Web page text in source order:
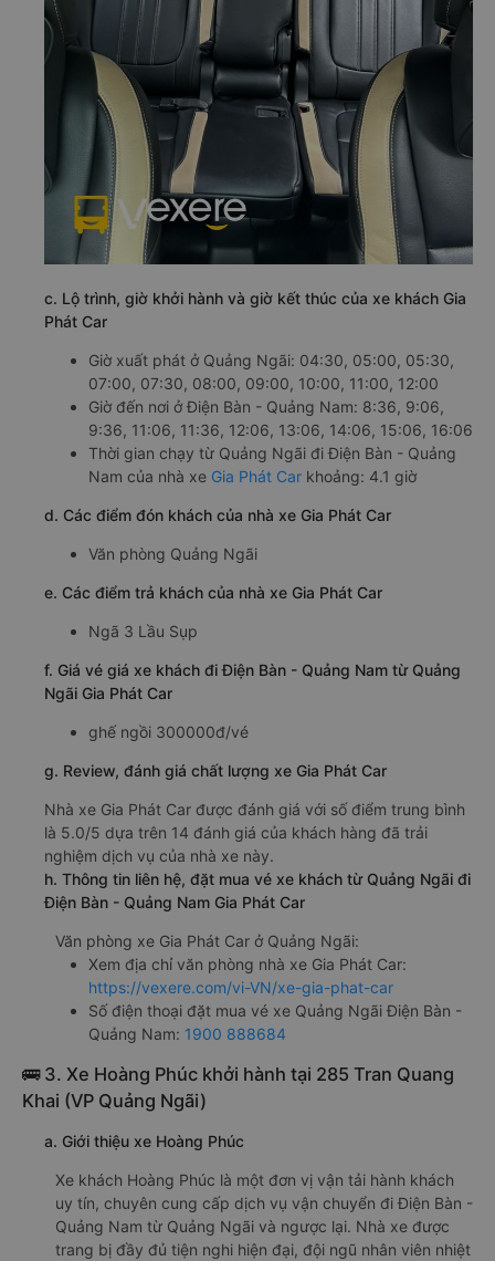
c. Lộ trình, giờ khởi hành và giờ kết thúc của xe khách Gia
Phát Car
Giờ xuất phát ở Quảng Ngãi: 04:30, 05:00, 05:30,
07:00, 07:30, 08:00, 09:00, 10:00, 11:00, 12:00
Giờ đến nơi ở Điện Bàn - Quảng Nam: 8:36, 9:06,
9:36, 11:06, 11:36, 12:06, 13:06, 14:06, 15:06, 16:06
Thời gian chạy từ Quảng Ngãi đi Điện Bàn - Quảng
Nam của nhà xe Gia Phát Car khoảng: 4.1 giờ
d. Các điểm đón khách của nhà xe Gia Phát Car
Văn phòng Quảng Ngãi
e. Các điểm trả khách của nhà xe Gia Phát Car
Ngã 3 Lầu Sụp
f. Giá vé giá xe khách đi Điện Bàn - Quảng Nam từ Quảng
Ngãi Gia Phát Car
ghế ngồi 300000đ/vé
g. Review, đánh giá chất lượng xe Gia Phát Car
Nhà xe Gia Phát Car được đánh giá với số điểm trung bình
là 5.0/5 dựa trên 14 đánh giá của khách hàng đã trải
nghiệm dịch vụ của nhà xe này.
h. Thông tin liên hệ, đặt mua vé xe khách từ Quảng Ngãi đi
Điện Bàn - Quảng Nam Gia Phát Car
Văn phòng xe Gia Phát Car ở Quảng Ngãi:
Xem địa chỉ văn phòng nhà xe Gia Phát Car:
https://vexere.com/vi-VN/xe-gia-phat-car
Số điện thoại đặt mua vé xe Quảng Ngãi Điện Bàn -
Quảng Nam: 1900 888684
🚌 3. Xe Hoàng Phúc khởi hành tại 285 Tran Quang
Khai (VP Quảng Ngãi)
a. Giới thiệu xe Hoàng Phúc
Xe khách Hoàng Phúc là một đơn vị vận tải hành khách
uy tín, chuyên cung cấp dịch vụ vận chuyển đi Điện Bàn -
Quảng Nam từ Quảng Ngãi và ngược lại. Nhà xe được
trang bị đầy đủ tiện nghi hiện đại, đội ngũ nhân viên nhiệt